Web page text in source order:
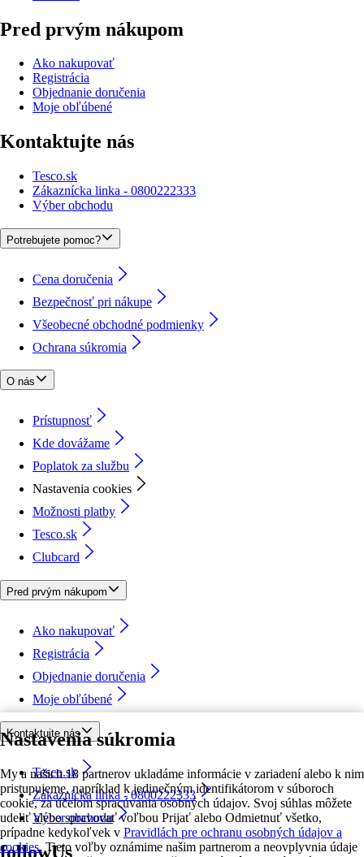
Nastavenia súkromia
My a našich 18 partnerov ukladáme informácie v zariadení alebo k nim
pristupujeme, napríklad k jedinečným identifikátorom v súboroch
cookie, za účelom spracúvania osobných údajov. Svoj súhlas môžete
udeliť alebo spravovať voľbou Prijať alebo Odmietnuť všetko,
prípadne kedykoľvek v Pravidlách pre ochranu osobných údajov a
cookies. Tieto voľby oznámime našim partnerom a neovplyvnia údaje
Pred prvým nákupom
Ako nakupovať
Registrácia
Objednanie doručenia
Moje obľúbené
Kontaktujte nás
Tesco.sk
Zákaznícka linka - 0800222333
Výber obchodu
Potrebujete pomoc?
Cena doručenia
Bezpečnosť pri nákupe
Všeobecné obchodné podmienky
Ochrana súkromia
O nás
Prístupnosť
Kde dovážame
Poplatok za službu
Nastavenia cookies
Možnosti platby
Tesco.sk
Clubcard
Pred prvým nákupom
Ako nakupovať
Registrácia
Objednanie doručenia
Moje obľúbené
Kontaktujte nás
Tesco.sk
Zákaznícka linka - 0800222333
Výber obchodu
followUs